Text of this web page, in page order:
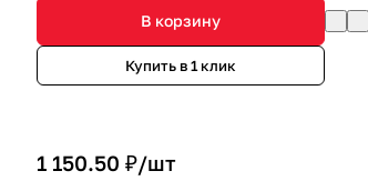
В корзину
Купить в 1 клик
1 150.50 ₽/шт